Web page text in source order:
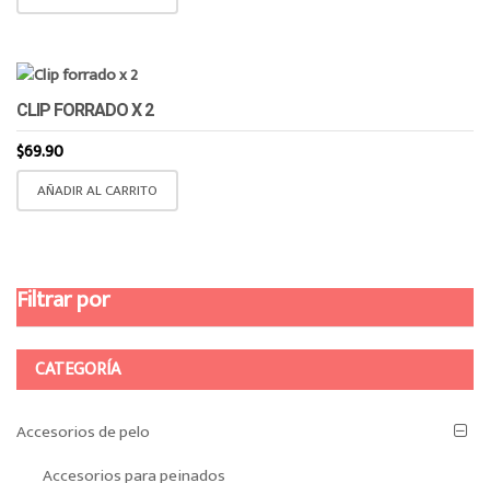
CLIP FORRADO X 2
$69.90
AÑADIR AL CARRITO
Filtrar por
CATEGORÍA
Accesorios de pelo
Accesorios para peinados